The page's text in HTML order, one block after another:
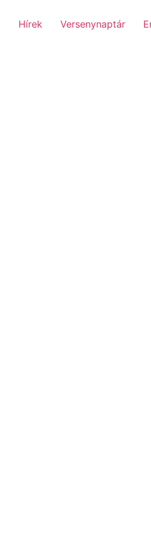
Hírek Versenynaptár